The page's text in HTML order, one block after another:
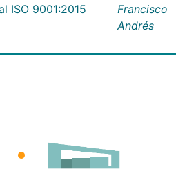
ISO 9001:2015
Francisco
Andrés